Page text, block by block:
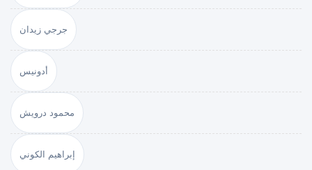
جرجي زيدان
أدونيس
محمود درويش
إبراهيم الكوني